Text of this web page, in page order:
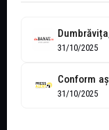
31/10/2025
31/10/2025